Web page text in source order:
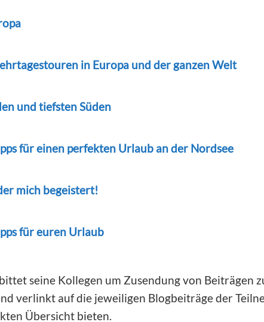
in Europa und der ganzen Welt
und tiefsten Süden
für einen perfekten Urlaub an der Nordsee
mich begeistert!
für euren Urlaub
seine Kollegen um Zusendung von Beiträgen
verlinkt auf die jeweiligen Blogbeiträge der
Übersicht bieten.